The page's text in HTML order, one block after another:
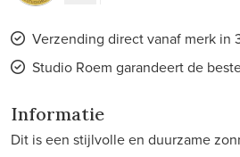
Verzending direct vanaf merk in
Studio Roem garandeert de
Informatie
Dit is een stijlvolle en duurzame